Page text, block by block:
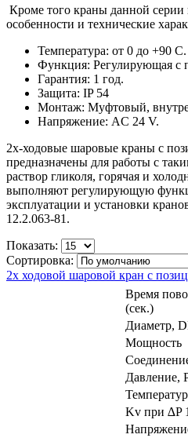
Кроме того краны данной
особенности и технические
Температура: от 0 до +90 С.
Функция: Регулирующая с
Гарантия: 1 год.
Защита: IP 54
Монтаж: Муфтовый,
Напряжение: AC 24 V.
2x-ходовые шаровые краны с
предназначены для работы с
раствор гликоля, горячая и
выполняют регулирующую
эксплуатации и установки
12.2.063-81.
Показать:
Сортировка:
2х ходовой шаровой кран с
Время
(сек.)
Диаметр,
Мощность
Давление,
Kv при ∆P